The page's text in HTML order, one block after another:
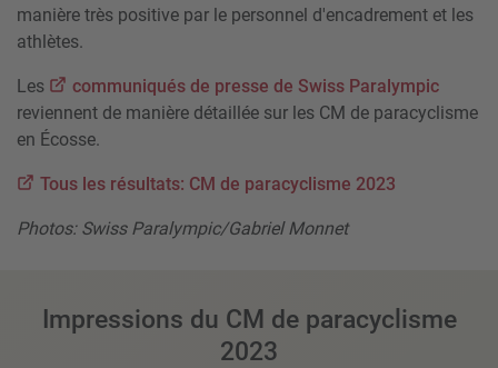
manière très positive par le personnel d'encadrement et les
athlètes.
Les
communiqués de presse de Swiss Paralympic
reviennent de manière détaillée sur les CM de paracyclisme
en Écosse.
Tous les résultats: CM de paracyclisme 2023
Photos: Swiss Paralympic/Gabriel Monnet
Impressions du CM de paracyclisme
2023